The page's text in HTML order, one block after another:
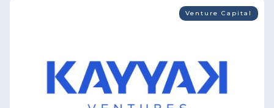
Venture Capital